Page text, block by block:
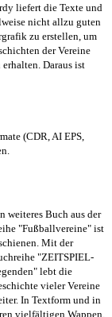
liefert die Texte und
nicht allzu guten
zu erstellen, um
der Vereine
Daraus ist
(CDR, AI EPS,
weiteres Buch aus der
"Fußballvereine" ist
Mit der
"ZEITSPIEL-
lebt die
vieler Vereine
In Textform und in
vielfältigen Wappen.